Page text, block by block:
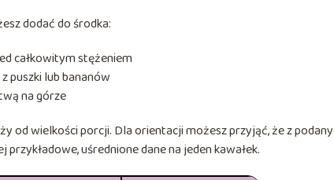
dodać do środka:
całkowitym stężeniem
puszki lub bananów
na górze
od wielkości porcji. Dla orientacji możesz przyjąć, że z
uśrednione dane na jeden kawałek.